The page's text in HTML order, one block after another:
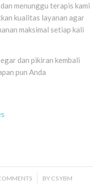
menunggu terapis kami
kualitas layanan agar
maksimal setiap kali
dan pikiran kembali
pun Anda
/ BY CS YBM